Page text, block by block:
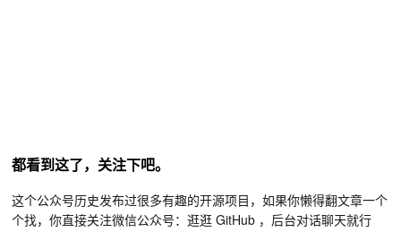
都看到这了，关注下吧。
这个公众号历史发布过很多有趣的开源项目，如果你懒得翻文章一个
个找，你直接关注微信公众号：逛逛 GitHub ，后台对话聊天就行